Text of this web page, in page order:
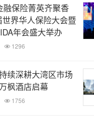
融保险菁英齐聚香
界华人保险大会暨
年会盛大举办
1296
续深耕大湾区市场
枫酒店启幕
1756